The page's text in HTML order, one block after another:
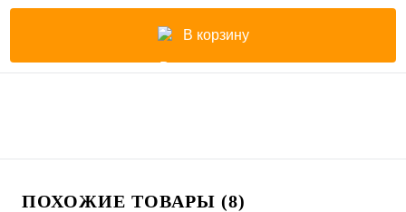
В корзину
ПОХОЖИЕ ТОВАРЫ (8)